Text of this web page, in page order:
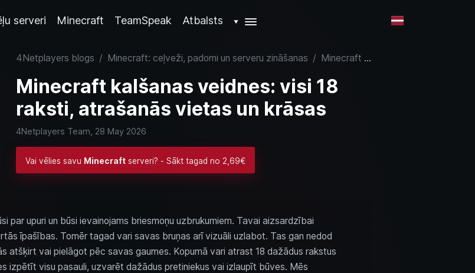
serveri Minecraft TeamSpeak Atbalsts ▼
4Netplayers blogs / Minecraft: ceļveži, padomi un serveru zināšanas / Minecraft kalšanas veidnes: visi 18 raksti, atrašanās vietas un krāsas
Minecraft kalšanas veidnes: visi 18
raksti, atrašanās vietas un krāsas
4Netplayers Team, 28 May 2026
Vai vēlies savu Minecraftserveri? - Sākt tagad no 2,69€
par upuri un būsi ievainojams briesmoņu uzbrukumiem. Tavai aizsardzībai
īpašības. Tomēr tagad vari savas bruņas arī vizuāli uzlabot. Tas gan nedod
atšķirt vai pielāgot pēc savas gaumes. Kopumā vari atrast 18 dažādus rakstus
izpētīt visu pasauli, uzvarēt dažādus pretiniekus vai izlaupīt būves. Mēs